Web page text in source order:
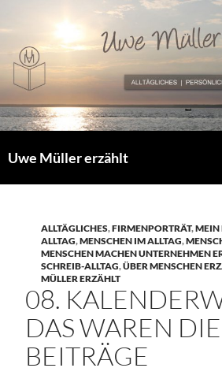
Inhalt
springen
Uwe Müller erzählt
ALLTÄGLICHES,FIRMENPORTRÄT,MEIN
ALLTAG,MENSCHEN IM ALLTAG,
MENSCHEN MACHEN UNTERNEHMEN
SCHREIB-ALLTAG,ÜBER MENSCHEN
MÜLLER ERZÄHLT
08.
DAS WAREN DIE
BEITRÄGE